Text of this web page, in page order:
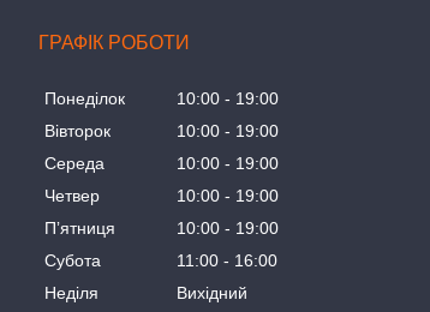
ГРАФІК РОБОТИ
Понеділок 10:00
19:00
Вівторок
10:00
19:00
Середа
10:00
19:00
Четвер
10:00
19:00
Пʼятниця
10:00
19:00
Субота
11:00
16:00
Неділя
Вихідний